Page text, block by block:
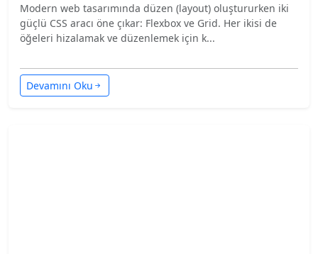
Modern web tasarımında düzen (layout) oluştururken iki
güçlü CSS aracı öne çıkar: Flexbox ve Grid. Her ikisi de
öğeleri hizalamak ve düzenlemek için k...
Devamını Oku